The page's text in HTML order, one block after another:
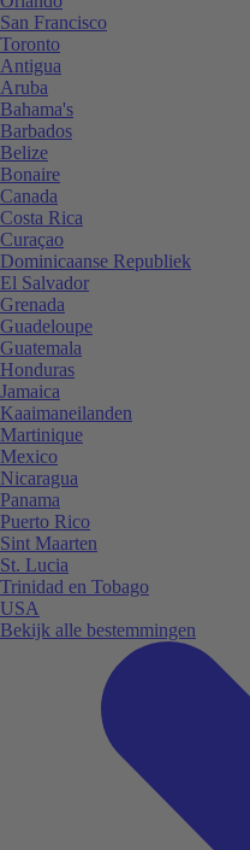
San Francisco
Toronto
Antigua
Aruba
Bahama's
Barbados
Belize
Bonaire
Canada
Costa Rica
Curaçao
Dominicaanse Republiek
El Salvador
Grenada
Guadeloupe
Guatemala
Honduras
Jamaica
Kaaimaneilanden
Martinique
Mexico
Nicaragua
Panama
Puerto Rico
Sint Maarten
St. Lucia
Trinidad en Tobago
USA
Bekijk alle bestemmingen